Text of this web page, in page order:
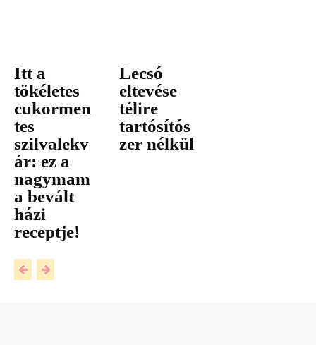
Itt a
tökéletes
cukormen
tes
szilvalekv
ár: ez a
nagymam
a bevált
házi
receptje!
Lecsó
eltevése
télire
tartósítós
zer nélkül